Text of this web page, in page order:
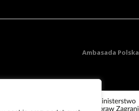
Ambasada Polska